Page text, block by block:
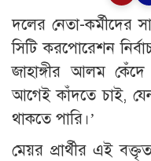
দলের নেতা-কর্মীদের
সিটি করপোরেশন
জাহাঙ্গীর আলম কেঁদে
আগেই কাঁদতে চাই,
থাকতে পারি।’
মেয়র প্রার্থীর এই